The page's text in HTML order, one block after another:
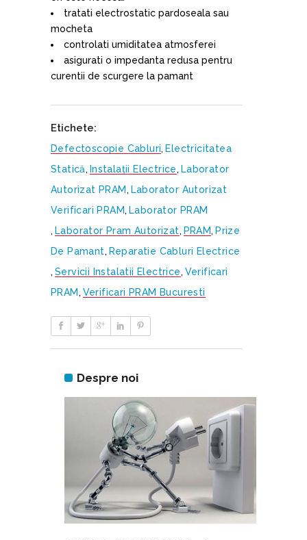
tratati electrostatic pardoseala sau
mocheta
controlati umiditatea atmosferei
asigurati o impedanta redusa pentru
curentii de scurgere la pamant
Etichete:
Defectoscopie Cabluri, Electricitatea
Statică, Instalații Electrice, Laborator
Autorizat PRAM, Laborator Autorizat
Verificari PRAM, Laborator PRAM
, Laborator Pram Autorizat, PRAM, Prize
De Pamant, Reparatie Cabluri Electrice
, Servicii Instalatii Electrice, Verificari
PRAM, Verificari PRAM Bucuresti
Despre noi